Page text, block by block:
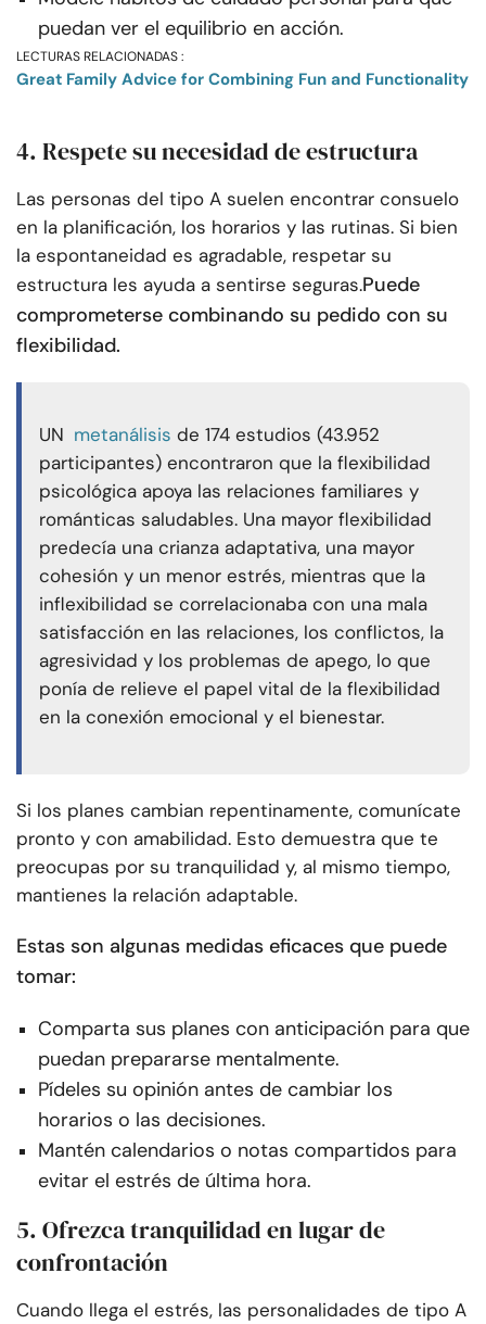
puedan ver el equilibrio en acción.
LECTURAS RELACIONADAS :
Great Family Advice for Combining Fun and Functionality
4. Respete su necesidad de estructura
Las personas del tipo A suelen encontrar consuelo
en la planificación, los horarios y las rutinas. Si bien
la espontaneidad es agradable, respetar su
estructura les ayuda a sentirse seguras.Puede
comprometerse combinando su pedido con su
flexibilidad.
UN metanálisis de 174 estudios (43.952
participantes) encontraron que la flexibilidad
psicológica apoya las relaciones familiares y
románticas saludables. Una mayor flexibilidad
predecía una crianza adaptativa, una mayor
cohesión y un menor estrés, mientras que la
inflexibilidad se correlacionaba con una mala
satisfacción en las relaciones, los conflictos, la
agresividad y los problemas de apego, lo que
ponía de relieve el papel vital de la flexibilidad
en la conexión emocional y el bienestar.
Si los planes cambian repentinamente, comunícate
pronto y con amabilidad. Esto demuestra que te
preocupas por su tranquilidad y, al mismo tiempo,
mantienes la relación adaptable.
Estas son algunas medidas eficaces que puede
tomar:
Comparta sus planes con anticipación para que
puedan prepararse mentalmente.
Pídeles su opinión antes de cambiar los
horarios o las decisiones.
Mantén calendarios o notas compartidos para
evitar el estrés de última hora.
5. Ofrezca tranquilidad en lugar de
confrontación
Cuando llega el estrés, las personalidades de tipo A